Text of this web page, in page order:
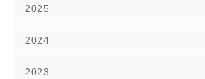
2025
2024
2023